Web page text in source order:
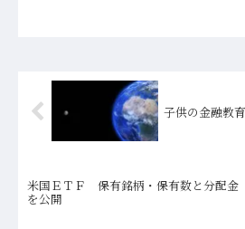
子供の金融教
米国ＥＴＦ 保有銘柄・保有数と分配金
を公開